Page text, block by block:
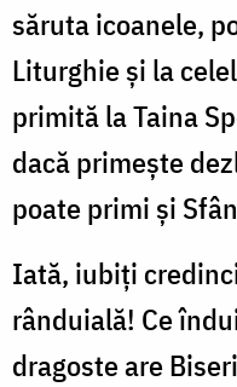
săruta icoanele,
Liturghie şi la
primită la Taina
dacă primeşte
poate primi şi
Iată, iubiţi
rânduială! Ce
dragoste are